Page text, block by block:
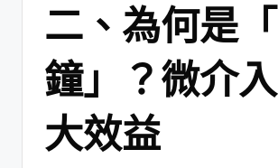
二、為何是
鐘」？微介
大效益